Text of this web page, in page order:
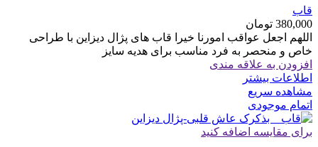
قاب
380,000 تومان
اللهم اجعل عواقب امورنا خیرا قاب های پژال دیزاین با طراحی
خاص و منحصر به فرد مناسب برای هدیه سایز
افزودن به علاقه مندی
اطلاعات بیشتر
مشاهده سریع
اتمام موجودی
برای مقایسه اضافه کنید